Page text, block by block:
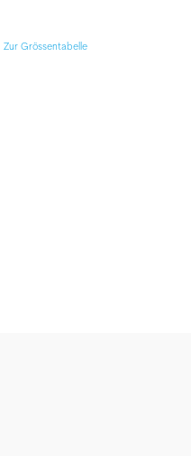
Zur Grössentabelle